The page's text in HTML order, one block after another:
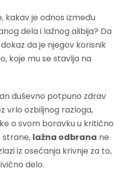
kakav je odnos između
dela i lažnog alibija? Da
da je njegov korisnik
koje mu se stavlja na
duševno potpuno zdrav
vrlo ozbiljnog razloga,
o svom boravku u kritično
strane, lažna odbrana ne
iz osećanja krivnje za to,
delo.